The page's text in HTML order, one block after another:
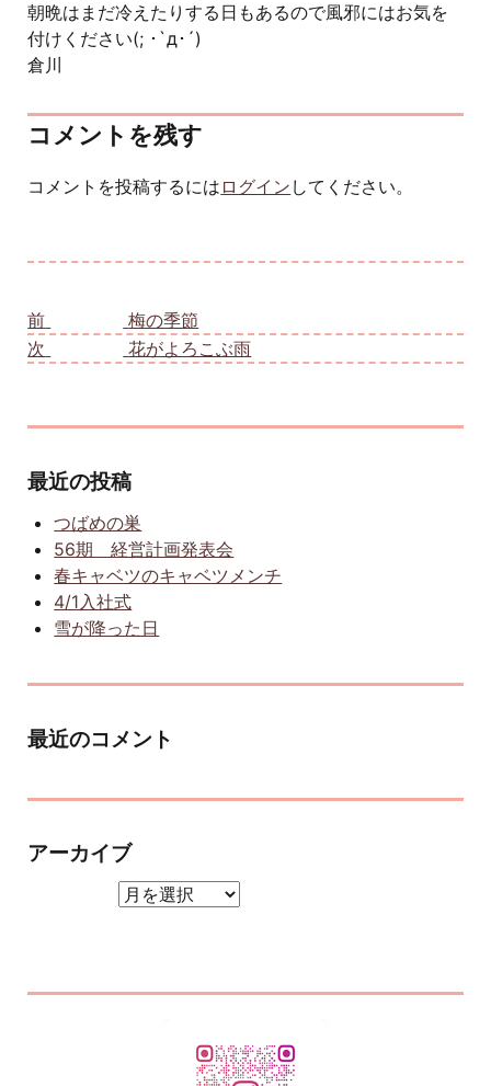
朝晩はまだ冷えたりする日もあるので風邪にはお気を
付けください(; ･`д･´)
倉川
コメントを残す
コメントを投稿するには ログイン してください。
前
梅の季節
次
花がよろこぶ雨
最近の投稿
つばめの巣
56期 経営計画発表会
春キャベツのキャベツメンチ
4/1入社式
雪が降った日
最近のコメント
アーカイブ